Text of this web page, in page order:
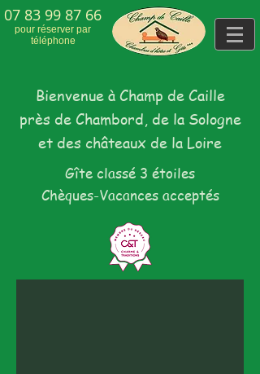
07 83 99 87 66
pour réserver par
téléphone
Bienvenue à Champ de Caille
près de Chambord, de la Sologne
et des châteaux de la Loire
Gîte classé 3 étoiles
Chèques-Vacances acceptés